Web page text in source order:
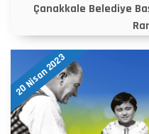
Çanakkale Belediye
20 Nisan 2023